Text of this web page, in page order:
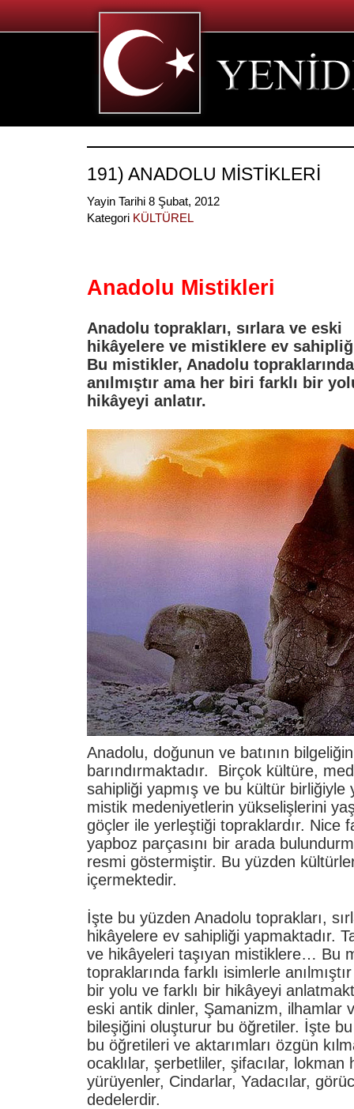
191) ANADOLU MİSTİKLERİ
Yayin Tarihi 8 Şubat, 2012
Kategori KÜLTÜREL
Anadolu Mistikleri
Anadolu toprakları, sırlara ve eski
hikâyelere ve mistiklere ev
Bu mistikler, Anadolu
anılmıştır ama her biri farklı bir
hikâyeyi anlatır.
Anadolu, doğunun ve batının
barındırmaktadır. Birçok kültüre,
sahipliği yapmış ve bu kültür birliğiyle
mistik medeniyetlerin yükselişlerini
göçler ile yerleştiği topraklardır. Nice
yapboz parçasını bir arada
resmi göstermiştir. Bu yüzden
içermektedir.
İşte bu yüzden Anadolu toprakları,
hikâyelere ev sahipliği yapmaktadır.
ve hikâyeleri taşıyan mistiklere… Bu
topraklarında farklı isimlerle
bir yolu ve farklı bir hikâyeyi
eski antik dinler, Şamanizm, ilhamlar
bileşiğini oluşturur bu öğretiler. İşte
bu öğretileri ve aktarımları özgün
ocaklılar, şerbetliler, şifacılar, lokman
yürüyenler, Cindarlar, Yadacılar,
dedelerdir.